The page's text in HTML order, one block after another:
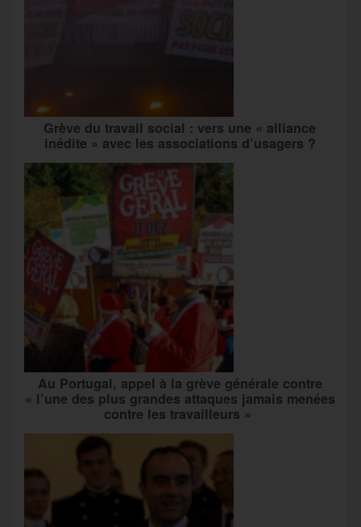
Grève du travail social : vers une « alliance
inédite » avec les associations d’usagers ?
Au Portugal, appel à la grève générale contre
« l’une des plus grandes attaques jamais menées
contre les travailleurs »